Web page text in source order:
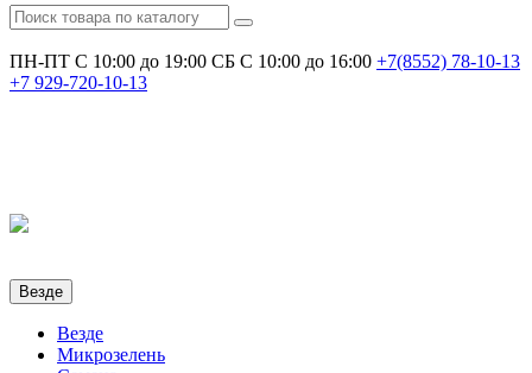
ПН-ПТ С 10:00 до 19:00 СБ С 10:00 до 16:00 +7(8552) 78-10-13
+7 929-720-10-13
Везде
Везде
Микрозелень